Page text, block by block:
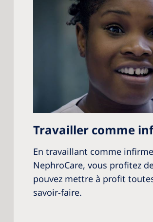
Travailler comme
En travaillant comme
NephroCare, vous profitez
pouvez mettre à profit
savoir-faire.